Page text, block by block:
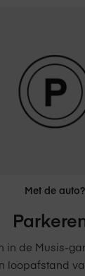
Met de auto?
in de Musis-
loopafstand